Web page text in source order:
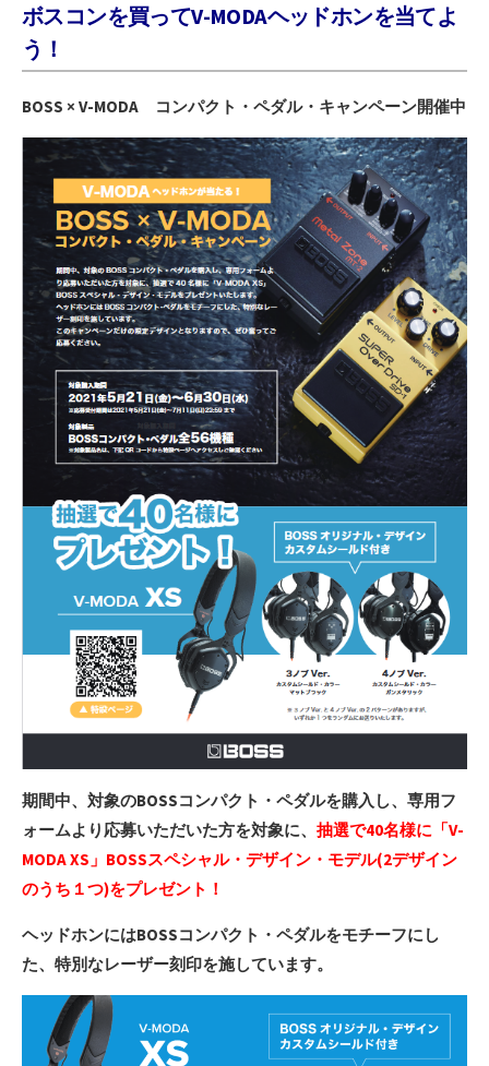
ボスコンを買ってV-MODAヘッドホンを当てよ
う！
BOSS × V-MODA コンパクト・ペダル・キャンペーン開催中
期間中、対象のBOSSコンパクト・ペダルを購入し、専用フ
ォームよ り応募いただいた方を対象に、 抽選で40名様に「V-
MODA XS」 BOSSスペシャル・デザイン・モデル(2デザイン
のうち１つ)をプレゼント！
ヘッドホンにはBOSSコンパクト・ペダルをモチーフにし
た、特別なレーザー刻印を施しています。